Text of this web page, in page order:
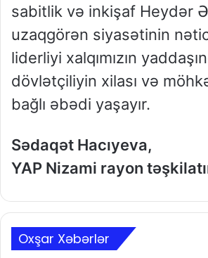
sabitlik və inkişaf Heydər
uzaqgörən siyasətinin
liderliyi xalqımızın
dövlətçiliyin xilası və
bağlı əbədi yaşayır.
Sədaqət Hacıyeva,
YAP Nizami rayon
Oxşar Xəbərlər